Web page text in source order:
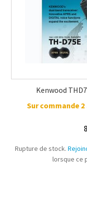
Kenwood
Sur commande
Rupture de stock.
lorsque ce